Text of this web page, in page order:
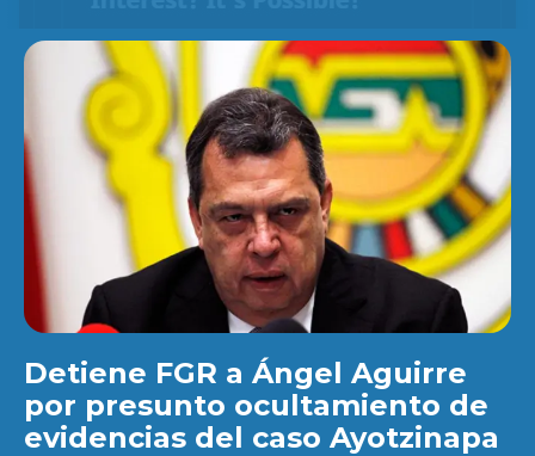
Detiene FGR a Ángel Aguirre
por presunto ocultamiento de
evidencias del caso Ayotzinapa